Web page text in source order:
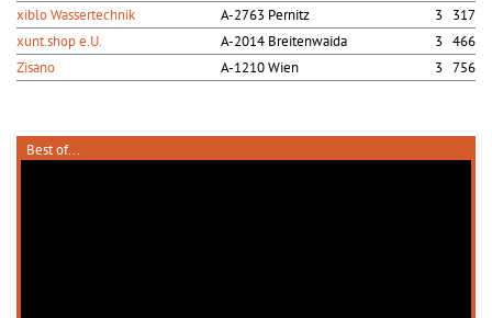
xiblo Wassertechnik A-2763 Pernitz
3 317
xunt.shop e.U.
A-2014 Breitenwaida
3 466
Zisano
A-1210 Wien 3 756
Best of...